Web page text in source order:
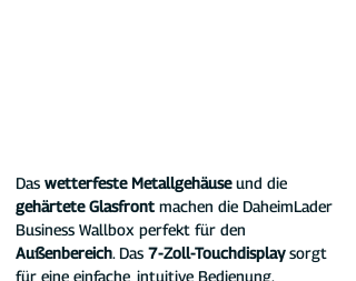
Das wetterfeste Metallgehäuse und die
gehärtete Glasfront machen die DaheimLader
Business Wallbox perfekt für den
Außenbereich. Das 7-Zoll-Touchdisplay sorgt
für eine einfache, intuitive Bedienung.